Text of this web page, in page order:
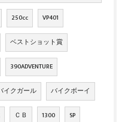
250cc VP401
ベストショット賞
390ADVENTURE
イクガール バイクボーイ
ＣＢ 1300 SP